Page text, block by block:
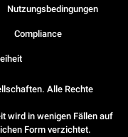
Alle Rechte
wird in wenigen Fällen auf
Form verzichtet.
Nutzungsbedingungen
Compliance